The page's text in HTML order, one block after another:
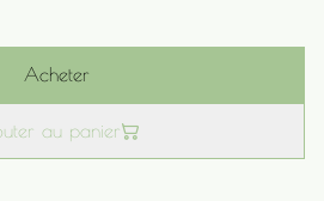
Acheter
au panier